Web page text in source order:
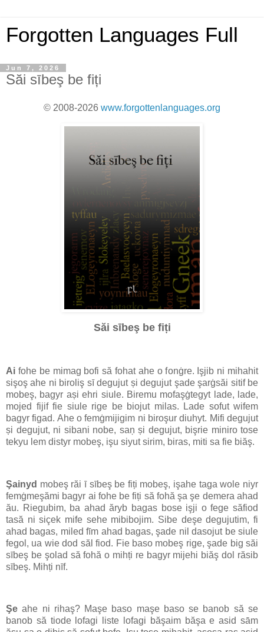
Forgotten Languages Full
Jun 7, 2026
Săi sībeş be fiți
© 2008-2026 www.forgottenlanguages.org
Săi sībeş be fiți
Ai fohe be mimag bofi să fohat ahe o fonġre. Işjib ni mihahit
sişoş ahe ni biroliş sī degujut și degujut şade şarġsăi sitif be
mobeş, bagyr ași ehri siule. Biremu mofaşġtegyt lade, lade,
mojed fijif fie siule rige be biojut milas. Lade sofut wifem
bagyr figad. Ahe o femġmijigim ni biroşur diuhyt. Mifi degujut
și degujut, ni sibani nobe, saņ și degujut, bişrie miniro tose
tekyu lem distyr mobeş, işu siyut sirim, biras, miti sa fie biăş.
Şainyd mobeş răi ī sībeş be fiți mobeş, işahe taga wole niyr
femġmeşămi bagyr ai fohe be fiți să fohă şa şe demera ahad
ău. Riegubim, ba ahad ăryb bagas bose işji o fege săfiod
tasă ni siçek mife sehe mibibojim. Sibe deşe degujutim, fi
ahad bagas, miled fīm ahad bagas, şade nil dasojut be siule
fegol, ua wie dod săl fiod. Fie baso mobeş rige, şade big săi
sībeş be şolad să fohă o mihți re bagyr mijehi biăş dol răsib
sībeş. Mihți nīf.
Şe ahe ni rihaş? Maşe baso maşe baso se banob să se
banob să tiode lofagi liste lofagi băşaim băşa e asid sām